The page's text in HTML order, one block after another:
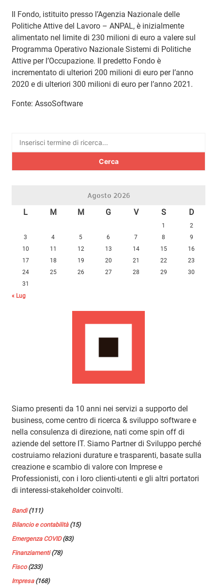
Il Fondo, istituito presso l’Agenzia Nazionale delle
Politiche Attive del Lavoro – ANPAL, è inizialmente
alimentato nel limite di 230 milioni di euro a valere sul
Programma Operativo Nazionale Sistemi di Politiche
Attive per l’Occupazione. Il predetto Fondo è
incrementato di ulteriori 200 milioni di euro per l’anno
2020 e di ulteriori 300 milioni di euro per l’anno 2021.
Fonte: AssoSoftware
Ricerca
Agosto 2026
L M M G V S D
1
2
3
4 5 6 7 8
9
10
11 12 13 14 15
16
17
18 19 20 21 22
23
24
25 26 27 28 29
30
31
« Lug
Siamo presenti da 10 anni nei servizi a supporto del
business, come centro di ricerca & sviluppo software e
nella consulenza di direzione, nati come spin off di
aziende del settore IT. Siamo Partner di Sviluppo perché
costruiamo relazioni durature e trasparenti, basate sulla
creazione e scambio di valore con Imprese e
Professionisti, con i loro clienti-utenti e gli altri portatori
di interessi-stakeholder coinvolti.
Bandi(111)
Bilancio e contabilità(15)
Emergenza COVID(83)
Finanziamenti(78)
Fisco(233)
Impresa(168)